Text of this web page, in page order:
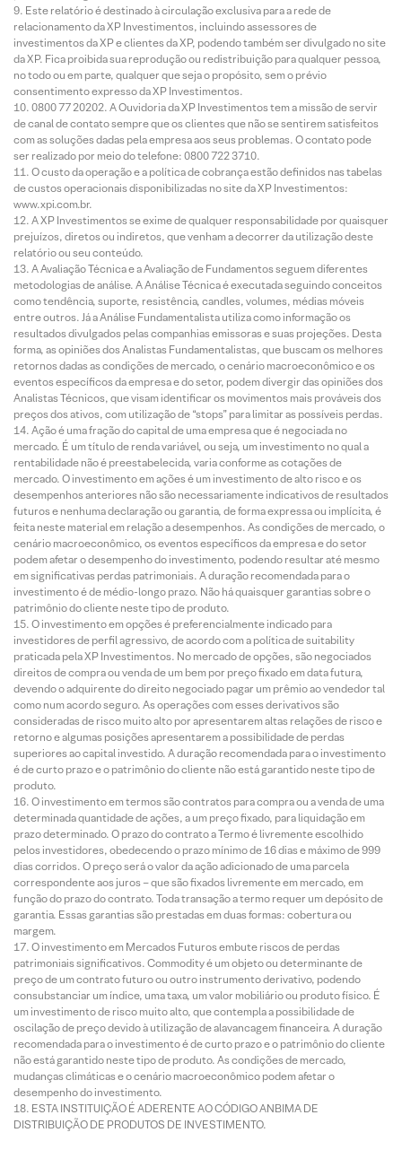
Este relatório é destinado à circulação exclusiva para a rede de
relacionamento da XP Investimentos, incluindo assessores de
investimentos da XP e clientes da XP, podendo também ser divulgado no site
da XP. Fica proibida sua reprodução ou redistribuição para qualquer pessoa,
no todo ou em parte, qualquer que seja o propósito, sem o prévio
consentimento expresso da XP Investimentos.
0800 77 20202. A Ouvidoria da XP Investimentos tem a missão de servir
de canal de contato sempre que os clientes que não se sentirem satisfeitos
com as soluções dadas pela empresa aos seus problemas. O contato pode
ser realizado por meio do telefone: 0800 722 3710.
O custo da operação e a política de cobrança estão definidos nas tabelas
de custos operacionais disponibilizadas no site da XP Investimentos:
www.xpi.com.br.
A XP Investimentos se exime de qualquer responsabilidade por quaisquer
prejuízos, diretos ou indiretos, que venham a decorrer da utilização deste
relatório ou seu conteúdo.
A Avaliação Técnica e a Avaliação de Fundamentos seguem diferentes
metodologias de análise. A Análise Técnica é executada seguindo conceitos
como tendência, suporte, resistência, candles, volumes, médias móveis
entre outros. Já a Análise Fundamentalista utiliza como informação os
resultados divulgados pelas companhias emissoras e suas projeções. Desta
forma, as opiniões dos Analistas Fundamentalistas, que buscam os melhores
retornos dadas as condições de mercado, o cenário macroeconômico e os
eventos específicos da empresa e do setor, podem divergir das opiniões dos
Analistas Técnicos, que visam identificar os movimentos mais prováveis dos
preços dos ativos, com utilização de “stops” para limitar as possíveis perdas.
Ação é uma fração do capital de uma empresa que é negociada no
mercado. É um título de renda variável, ou seja, um investimento no qual a
rentabilidade não é preestabelecida, varia conforme as cotações de
mercado. O investimento em ações é um investimento de alto risco e os
desempenhos anteriores não são necessariamente indicativos de resultados
futuros e nenhuma declaração ou garantia, de forma expressa ou implícita, é
feita neste material em relação a desempenhos. As condições de mercado, o
cenário macroeconômico, os eventos específicos da empresa e do setor
podem afetar o desempenho do investimento, podendo resultar até mesmo
em significativas perdas patrimoniais. A duração recomendada para o
investimento é de médio-longo prazo. Não há quaisquer garantias sobre o
patrimônio do cliente neste tipo de produto.
O investimento em opções é preferencialmente indicado para
investidores de perfil agressivo, de acordo com a política de suitability
praticada pela XP Investimentos. No mercado de opções, são negociados
direitos de compra ou venda de um bem por preço fixado em data futura,
devendo o adquirente do direito negociado pagar um prêmio ao vendedor tal
como num acordo seguro. As operações com esses derivativos são
consideradas de risco muito alto por apresentarem altas relações de risco e
retorno e algumas posições apresentarem a possibilidade de perdas
superiores ao capital investido. A duração recomendada para o investimento
é de curto prazo e o patrimônio do cliente não está garantido neste tipo de
produto.
O investimento em termos são contratos para compra ou a venda de uma
determinada quantidade de ações, a um preço fixado, para liquidação em
prazo determinado. O prazo do contrato a Termo é livremente escolhido
pelos investidores, obedecendo o prazo mínimo de 16 dias e máximo de 999
dias corridos. O preço será o valor da ação adicionado de uma parcela
correspondente aos juros – que são fixados livremente em mercado, em
função do prazo do contrato. Toda transação a termo requer um depósito de
garantia. Essas garantias são prestadas em duas formas: cobertura ou
margem.
O investimento em Mercados Futuros embute riscos de perdas
patrimoniais significativos. Commodity é um objeto ou determinante de
preço de um contrato futuro ou outro instrumento derivativo, podendo
consubstanciar um índice, uma taxa, um valor mobiliário ou produto físico. É
um investimento de risco muito alto, que contempla a possibilidade de
oscilação de preço devido à utilização de alavancagem financeira. A duração
recomendada para o investimento é de curto prazo e o patrimônio do cliente
não está garantido neste tipo de produto. As condições de mercado,
mudanças climáticas e o cenário macroeconômico podem afetar o
desempenho do investimento.
ESTA INSTITUIÇÃO É ADERENTE AO CÓDIGO ANBIMA DE
DISTRIBUIÇÃO DE PRODUTOS DE INVESTIMENTO.